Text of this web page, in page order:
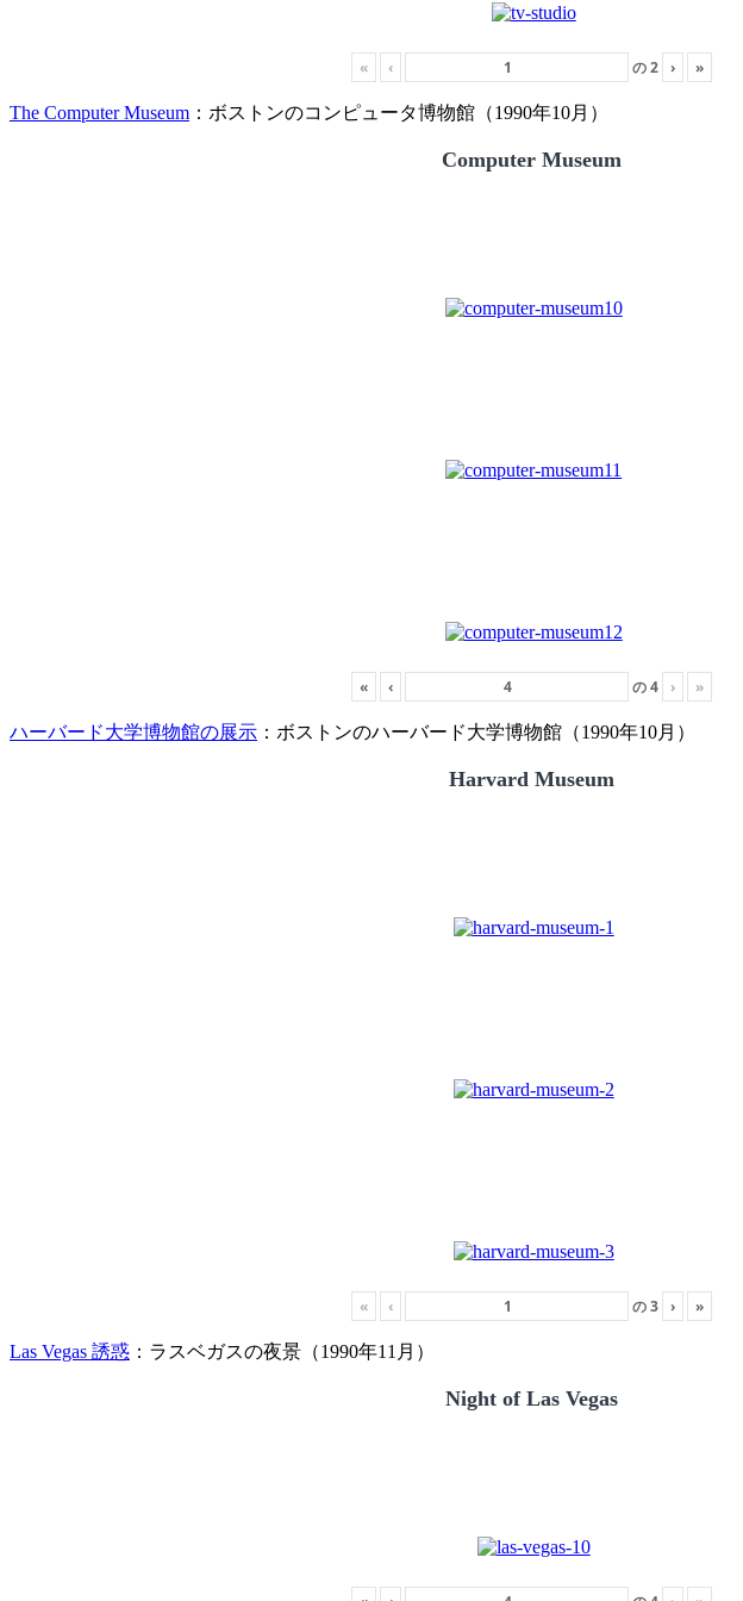
« ‹ の2 › »
The Computer Museum ：ボストンのコンピュータ博物館（1990年10月）
Computer Museum
« ‹ の4 › »
ハーバード大学博物館の展示 ：ボストンのハーバード大学博物館（1990年10月）
Harvard Museum
« ‹ の3 › »
Las Vegas 誘惑 ：ラスベガスの夜景（1990年11月）
Night of Las Vegas